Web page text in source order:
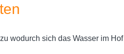
wodurch sich das Wasser im